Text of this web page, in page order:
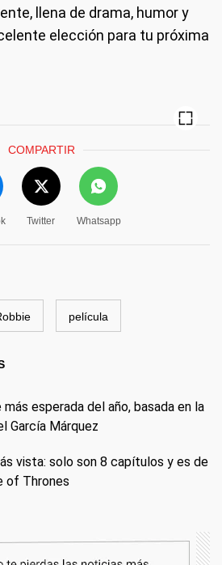
llena de drama, humor y
elección para tu próxima
COMPARTIR
Twitter Whatsapp
película
esperada del año, basada en la
García Márquez
vista: solo son 8 capítulos y es de
of Thrones